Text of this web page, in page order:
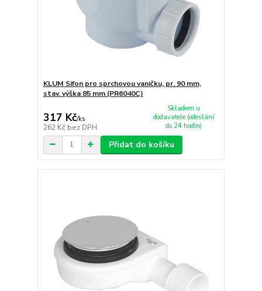
KLUM Sifon pro sprchovou vaničku, pr. 90 mm,
stav. výška 85 mm (PR6040C)
317 Kč/ks
262 Kč bez DPH
Skladem u
dodavatele (odeslání
do 24 hodin)
Přidat do košíku